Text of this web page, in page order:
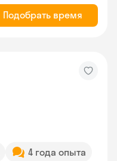
Подобрать время
4 года опыта